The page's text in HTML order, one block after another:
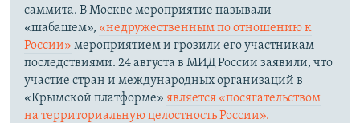
саммита. В Москве мероприятие называли
«шабашем», «недружественным по отношению к
России» мероприятием и грозили его участникам
последствиями. 24 августа в МИД России заявили, что
участие стран и международных организаций в
«Крымской платформе» является «посягательством
на территориальную целостность России».